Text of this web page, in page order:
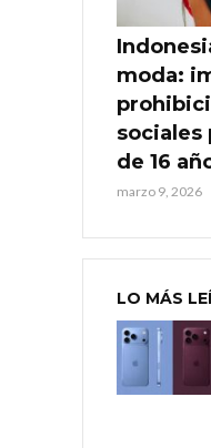
moda:
sociales
de 16
marzo 9, 2026
LO MÁS